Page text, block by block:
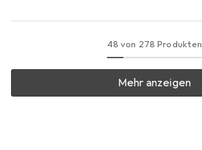
48 von 278 Produkten
Mehr anzeigen